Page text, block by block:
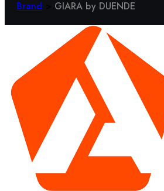
Brand GIARA by DUENDE